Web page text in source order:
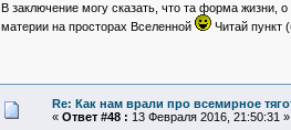
В заключение могу сказать, что та форма жизни,
материи на просторах Вселенной
Читай пункт
Re: Как нам врали про всемирное
« Ответ #48 : 13 Февраля 2016, 21:50:31 »